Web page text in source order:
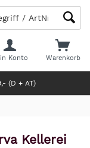
(D + AT)
Warenkorb
Konto
Kellerei